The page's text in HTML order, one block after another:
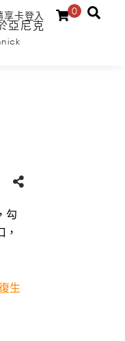
亞尼克
享卡登入 0
勾
，
生